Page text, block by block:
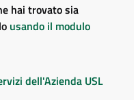
hai trovato sia
usando il modulo
dell'Azienda USL